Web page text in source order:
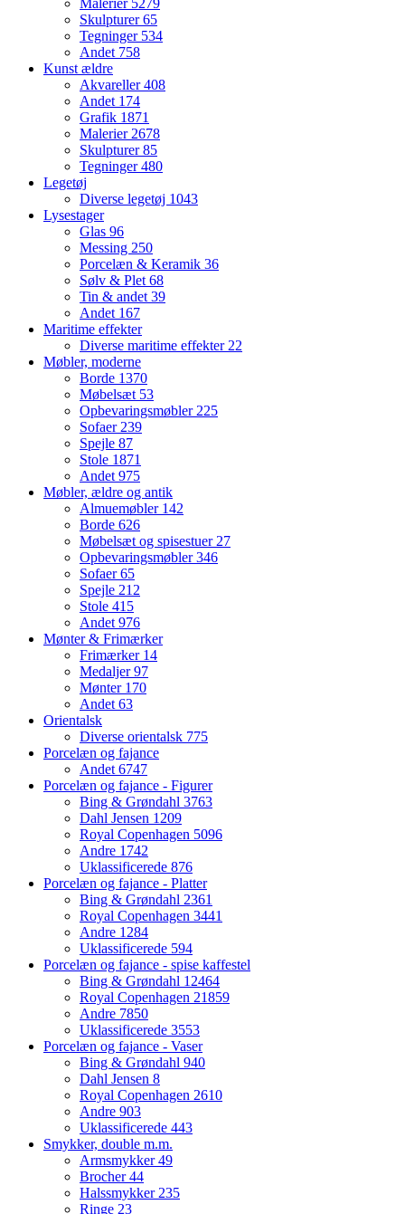
Malerier 5279
Skulpturer65
Tegninger 534
Andet 758
Kunst ældre
Akvareller408
Andet 174
Grafik 1871
Malerier2678
Skulpturer85
Tegninger480
Legetøj
Diverse legetøj 1043
Lysestager
Glas 96
Messing 250
Porcelæn & Keramik 36
Sølv & Plet68
Tin & andet39
Andet 167
Maritime effekter
Diverse maritime effekter22
Møbler, moderne
Borde 1370
Møbelsæt 53
Opbevaringsmøbler225
Sofaer239
Spejle 87
Stole 1871
Andet975
Møbler, ældre og antik
Almuemøbler 142
Borde 626
Møbelsæt og spisestuer27
Opbevaringsmøbler346
Sofaer65
Spejle 212
Stole 415
Andet976
Mønter & Frimærker
Frimærker 14
Medaljer97
Mønter 170
Andet63
Orientalsk
Diverse orientalsk 775
Porcelæn og fajance
Andet6747
Porcelæn og fajance - Figurer
Bing & Grøndahl 3763
Dahl Jensen 1209
Royal Copenhagen 5096
Andre 1742
Uklassificerede 876
Porcelæn og fajance - Platter
Bing & Grøndahl 2361
Royal Copenhagen 3441
Andre 1284
Uklassificerede 594
Porcelæn og fajance - spise kaffestel
Bing & Grøndahl 12464
Royal Copenhagen 21859
Andre 7850
Uklassificerede 3553
Porcelæn og fajance - Vaser
Bing & Grøndahl 940
Dahl Jensen 8
Royal Copenhagen 2610
Andre 903
Uklassificerede 443
Smykker, double m.m.
Armsmykker49
Brocher44
Halssmykker235
Ringe 23